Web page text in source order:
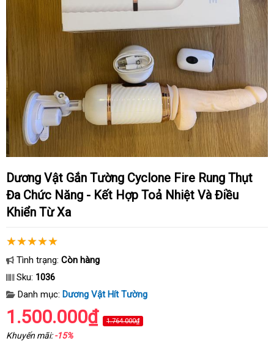
Dương Vật Gắn Tường Cyclone Fire Rung Thụt
Đa Chức Năng - Kết Hợp Toả Nhiệt Và Điều
Khiển Từ Xa
Tình trạng: Còn hàng
Sku: 1036
Danh mục: Dương Vật Hít Tường
1.500.000₫ 1.764.000₫
Khuyến mãi:-15%